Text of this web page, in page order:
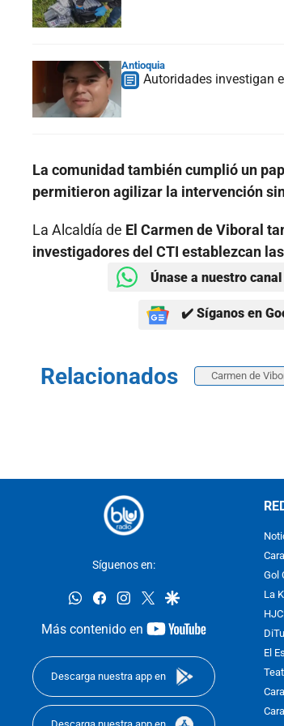
Antioquia
Autoridades investigan
La comunidad también cumplió un
permitieron agilizar la intervención
La Alcaldía de El Carmen de Viboral
investigadores del CTI establezcan
Únase a nuestro
✔️ Síganos en
Relacionados Carmen de
Síguenos en:
whatsappfacebookinstagram
twittergoogle
Más contenido en
youtube-
Descarga nuestra app en
Gol
La
DiTu
El